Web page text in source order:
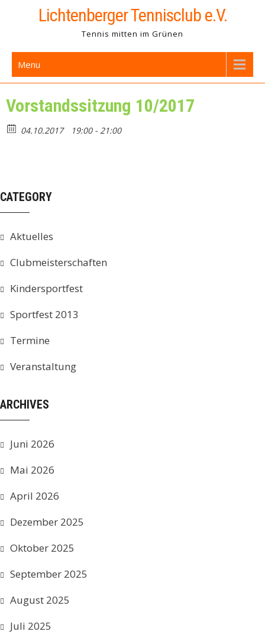
Lichtenberger Tennisclub e.V.
Tennis mitten im Grünen
Menu
Vorstandssitzung 10/2017
04.10.2017 19:00 - 21:00
CATEGORY
Aktuelles
Clubmeisterschaften
Kindersportfest
Sportfest 2013
Termine
Veranstaltung
ARCHIVES
Juni 2026
Mai 2026
April 2026
Dezember 2025
Oktober 2025
September 2025
August 2025
Juli 2025